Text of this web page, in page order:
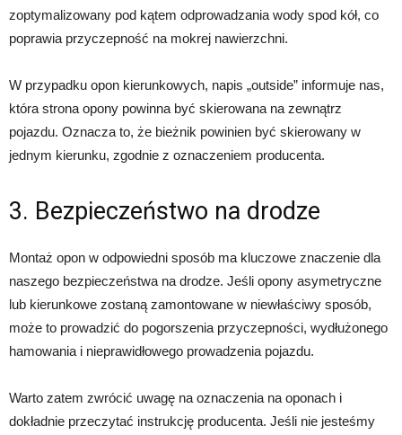
zoptymalizowany pod kątem odprowadzania wody spod kół, co
poprawia przyczepność na mokrej nawierzchni.
W przypadku opon kierunkowych, napis „outside” informuje nas,
która strona opony powinna być skierowana na zewnątrz
pojazdu. Oznacza to, że bieżnik powinien być skierowany w
jednym kierunku, zgodnie z oznaczeniem producenta.
3. Bezpieczeństwo na drodze
Montaż opon w odpowiedni sposób ma kluczowe znaczenie dla
naszego bezpieczeństwa na drodze. Jeśli opony asymetryczne
lub kierunkowe zostaną zamontowane w niewłaściwy sposób,
może to prowadzić do pogorszenia przyczepności, wydłużonego
hamowania i nieprawidłowego prowadzenia pojazdu.
Warto zatem zwrócić uwagę na oznaczenia na oponach i
dokładnie przeczytać instrukcję producenta. Jeśli nie jesteśmy